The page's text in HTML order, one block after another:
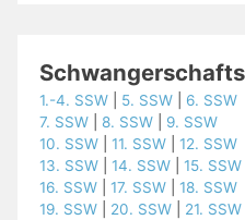
1.-4. SSW 5. SSW
6. SSW
7. SSW
8. SSW
9. SSW
10. SSW |11. SSW |12. SSW
13. SSW |14. SSW |15. SSW
16. SSW |17. SSW |18. SSW
19. SSW
20. SSW
21. SSW